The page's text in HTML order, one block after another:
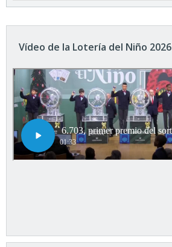
Vídeo de la Lotería del Niño 2026